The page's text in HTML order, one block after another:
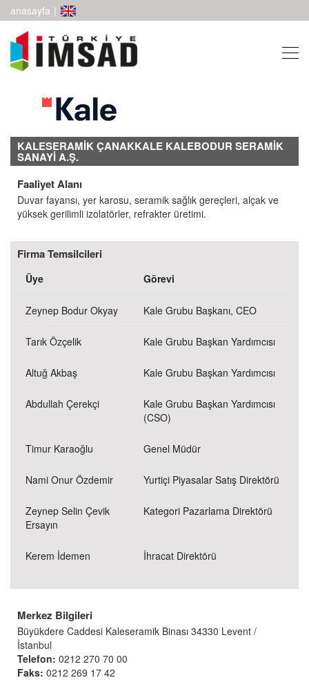
anasayfa |
KALESERAMİK ÇANAKKALE KALEBODUR SERAMİK
SANAYİ A.Ş.
Faaliyet Alanı
Duvar fayansı, yer karosu, seramik sağlık gereçleri, alçak ve
yüksek gerilimli izolatörler, refrakter üretimi.
Firma Temsilcileri
Üye Görevi
Zeynep Bodur Okyay Kale Grubu Başkanı, CEO
Tarık Özçelik Kale Grubu Başkan Yardımcısı
Altuğ Akbaş Kale Grubu Başkan Yardımcısı
Abdullah Çerekçi
Kale Grubu Başkan Yardımcısı
(CSO)
Timur Karaoğlu Genel Müdür
Nami Onur Özdemir Yurtiçi Piyasalar Satış Direktörü
Zeynep Selin Çevik
Ersayın
Kategori Pazarlama Direktörü
Kerem İdemen İhracat Direktörü
Merkez Bilgileri
Büyükdere Caddesi Kaleseramik Binası 34330 Levent /
İstanbul
Telefon: 0212 270 70 00
Faks: 0212 269 17 42